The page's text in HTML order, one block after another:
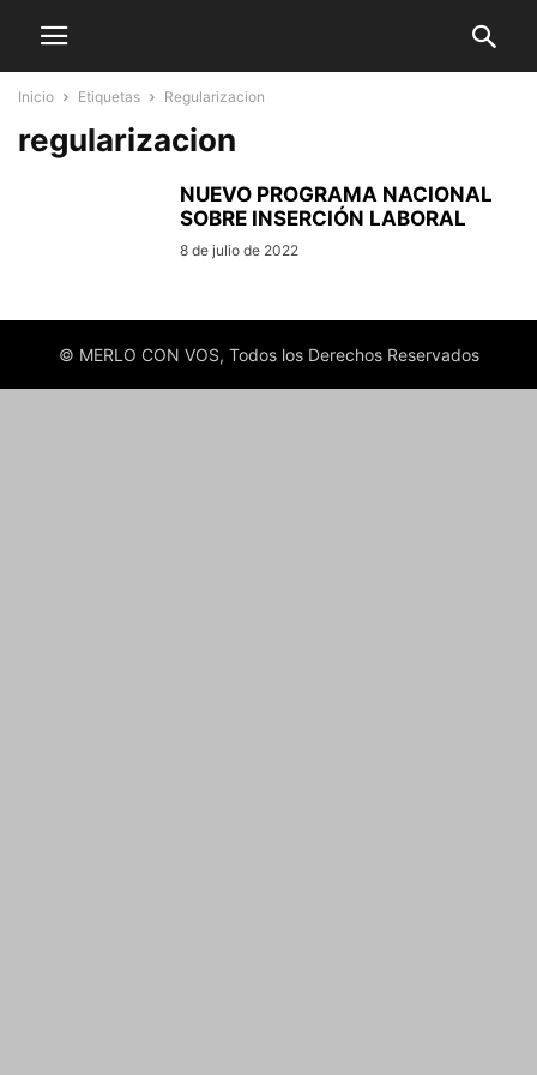
Inicio Etiquetas Regularizacion
regularizacion
NUEVO PROGRAMA NACIONAL
SOBRE INSERCIÓN LABORAL
8 de julio de 2022
© MERLO CON VOS, Todos los Derechos Reservados